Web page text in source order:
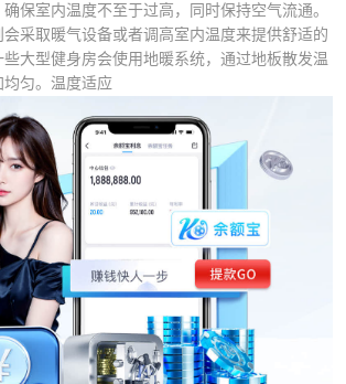
保室内温度不至于过高，同时保持空气流通。
采取暖气设备或者调高室内温度来提供舒适的
大型健身房会使用地暖系统，通过地板散发温
匀。温度适应